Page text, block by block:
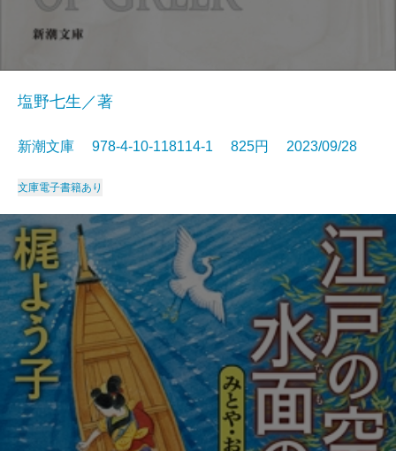
塩野七生／著
新潮文庫 978-4-10-118114-1 825円 2023/09/28
文庫電子書籍あり